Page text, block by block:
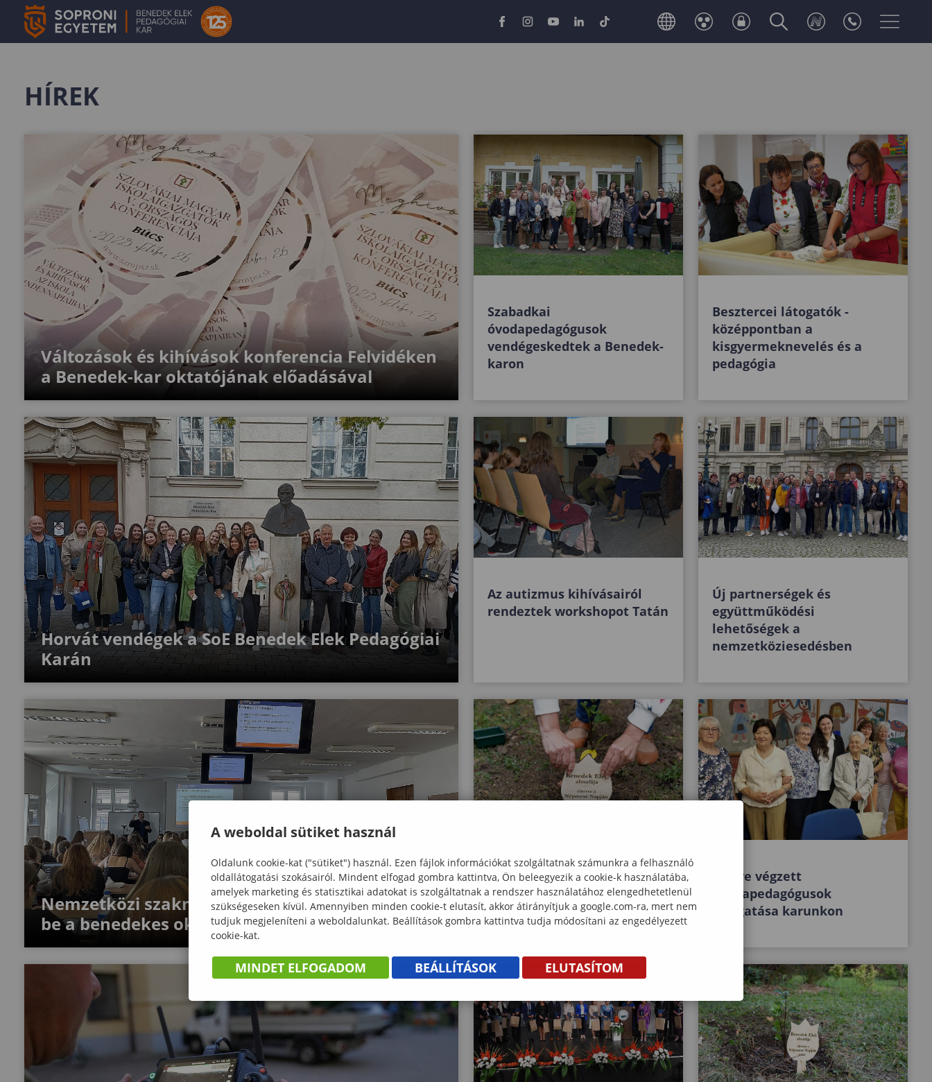
HÍREK
Változások és kihívások konferencia Felvidéken
a Benedek-kar oktatójának előadásával
Szabadkai
óvodapedagógusok
vendégeskedtek a Benedek-
karon
Besztercei látogatók -
középpontban a
kisgyermeknevelés és a
pedagógia
Horvát vendégek a SoE Benedek Elek Pedagógiai
Karán
Az autizmus kihívásairól
rendeztek workshopot Tatán
Új partnerségek és
együttműködési
lehetőségek a
nemzetköziesedésben
Nemzetközi szakmai találkozón mutatkoztak
be a benedekes oktatók
Ifjú jövevény a Benedek-
kertben
55 éve végzett
óvodapedagógusok
látogatása karunkon
A weboldal sütiket használ
Oldalunk cookie-kat ("sütiket") használ. Ezen fájlok információkat szolgáltatnak számunkra a felhasználó
oldallátogatási szokásairól. Mindent elfogad gombra kattintva, Ön beleegyezik a cookie-k használatába,
amelyek marketing és statisztikai adatokat is szolgáltatnak a rendszer használatához elengedhetetlenül
szükségeseken kívül. Amennyiben minden cookie-t elutasít, akkor átirányítjuk a google.com-ra, mert nem
tudjuk megjeleníteni a weboldalunkat. Beállítások gombra kattintva tudja módosítani az engedélyezett
cookie-kat.
MINDET ELFOGADOM BEÁLLÍTÁSOK ELUTASÍTOM